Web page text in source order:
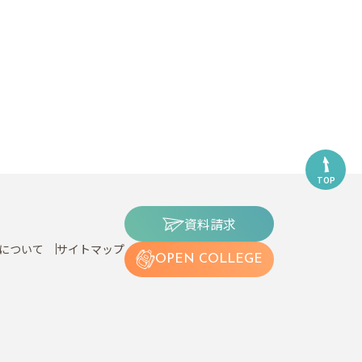
TOP
ついて サイトマップ
資料請求
OPEN COLLEGE